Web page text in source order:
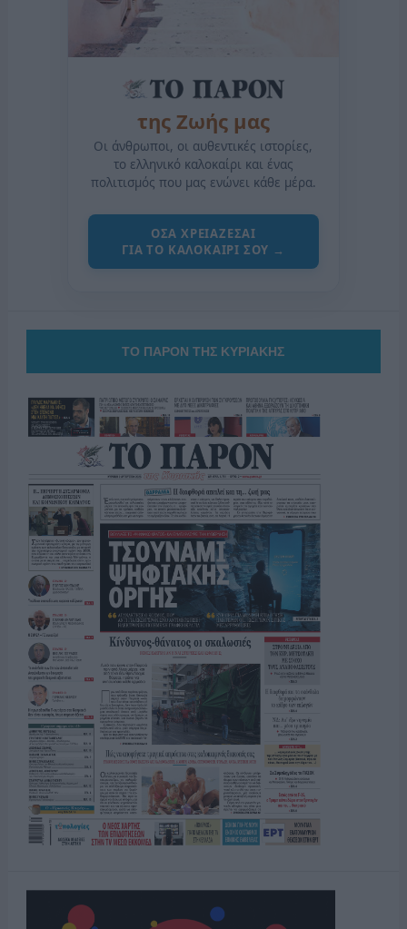
της Ζωής μας
Οι άνθρωποι, οι αυθεντικές ιστορίες,
το ελληνικό καλοκαίρι και ένας
πολιτισμός που μας ενώνει κάθε μέρα.
ΟΣΑ ΧΡΕΙΑΖΕΣΑΙ
ΓΙΑ ΤΟ ΚΑΛΟΚΑΙΡΙ ΣΟΥ →
ΤΟ ΠΑΡΟΝ ΤΗΣ ΚΥΡΙΑΚΗΣ